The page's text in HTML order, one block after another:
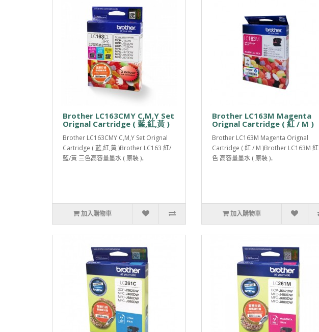
Brother LC163CMY C,M,Y Set
Orignal Cartridge ( 藍,紅,黃 )
Brother LC163CMY C,M,Y Set Orignal
Cartridge ( 藍,紅,黃 )Brother LC163 紅/
藍/黃 三色高容量墨水 ( 原裝 )..
加入購物車
Brother LC163M Magenta
Orignal Cartridge ( 紅 / M )
Brother LC163M Magenta Orignal
Cartridge ( 紅 / M )Brother LC163M 紅
色 高容量墨水 ( 原裝 )..
加入購物車